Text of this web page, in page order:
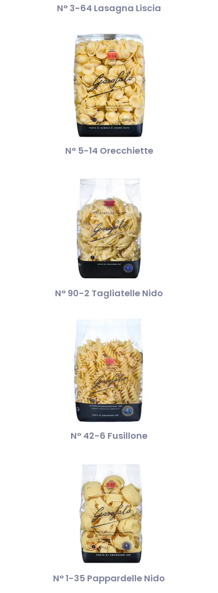
N° 3-64 Lasagna Liscia
N° 5-14 Orecchiette
N° 90-2 Tagliatelle Nido
N° 42-6 Fusillone
N° 1-35 Pappardelle Nido